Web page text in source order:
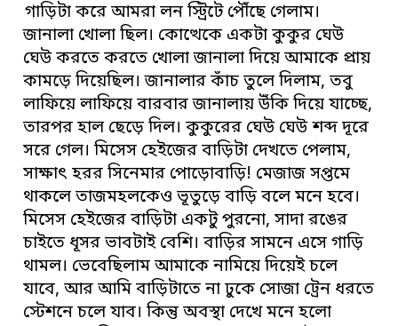
গাড়িটা করে আমরা লন স্ট্রিটে পৌঁছে গেলাম।
জানালা খোলা ছিল। কোত্থেকে একটা কুকুর ঘেউ
ঘেউ করতে করতে খোলা জানালা দিয়ে আমাকে প্রায়
কামড়ে দিয়েছিল। জানালার কাঁচ তুলে দিলাম, তবু
লাফিয়ে লাফিয়ে বারবার জানালায় উঁকি দিয়ে যাচ্ছে,
তারপর হাল ছেড়ে দিল। কুকুরের ঘেউ ঘেউ শব্দ দূরে
সরে গেল। মিসেস হেইজের বাড়িটা দেখতে পেলাম,
সাক্ষাৎ হরর সিনেমার পোড়োবাড়ি! মেজাজ সপ্তমে
থাকলে তাজমহলকেও ভূতুড়ে বাড়ি বলে মনে হবে।
মিসেস হেইজের বাড়িটা একটু পুরনো, সাদা রঙের
চাইতে ধূসর ভাবটাই বেশি। বাড়ির সামনে এসে গাড়ি
থামল। ভেবেছিলাম আমাকে নামিয়ে দিয়েই চলে
যাবে, আর আমি বাড়িটাতে না ঢুকে সোজা ট্রেন ধরতে
স্টেশনে চলে যাব। কিন্তু অবস্থা দেখে মনে হলো